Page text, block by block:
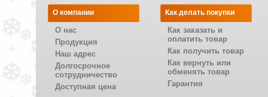
О компании
О нас
Продукция
Наш адрес
Долгосрочное
сотрудничество
Доступная цена
Как делать покупки
Как заказать и
оплатить товар
Как получить товар
Как вернуть или
обменять товар
Гарантия